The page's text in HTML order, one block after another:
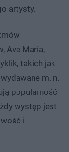
artysty.
Ave Maria,
takich jak
m.in.
popularność
występ jest
i